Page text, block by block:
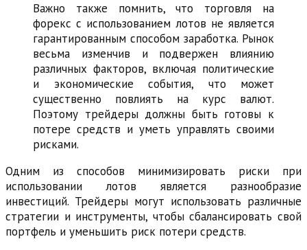
Важно также помнить, что торговля на
форекс с использованием лотов не является
гарантированным способом заработка. Рынок
весьма изменчив и подвержен влиянию
различных факторов, включая политические
и экономические события, что может
существенно повлиять на курс валют.
Поэтому трейдеры должны быть готовы к
потере средств и уметь управлять своими
рисками.
Одним из способов минимизировать риски при
использовании лотов является разнообразие
инвестиций. Трейдеры могут использовать различные
стратегии и инструменты, чтобы сбалансировать свой
портфель и уменьшить риск потери средств.